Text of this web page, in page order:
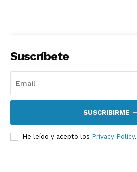
Suscríbete
SUSCRIBIRME
He leído y acepto los Privacy Policy.